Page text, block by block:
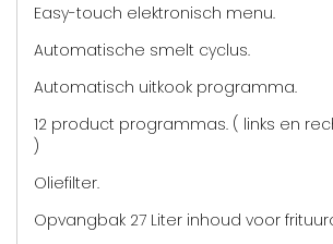
Easy-touch elektronisch menu.
Automatische smelt cyclus.
Automatisch uitkook programma.
12 product programmas. ( links en
)
Oliefilter.
Opvangbak 27 Liter inhoud voor